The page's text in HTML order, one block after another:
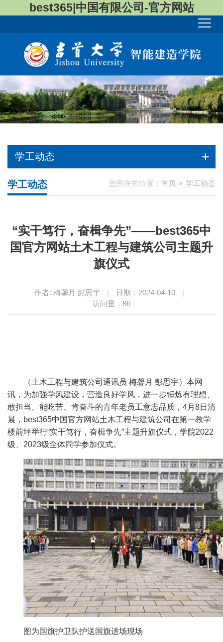
best365|中国有限公司-官方网站
学工动态
您所在的位置： 首页 学工动态
学工动态
“实干笃行，奋楫争先”——best365中
国官方网站土木工程与建筑公司主题升
旗仪式
作者: 梅馨月 彭思宇 | 日期：2024-04-10
|
访问量： 86
（土木工程与建筑公司通讯员 梅馨月 彭思宇）本网
讯， 为加强学风建设，营造良好学风，进一步锤炼有理想、
敢担当、能吃苦、肯奋斗的青年老员工意志品质， 4月8日 清
晨 ， best365中国官方网站土木工程与建筑公司 在第一教学
楼前坪举行“实干笃行 ， 奋楫争先”主题升旗仪式， 学院2022
级、2023级全体同学参加仪式。
图为国旗护卫队护送国旗进场现场